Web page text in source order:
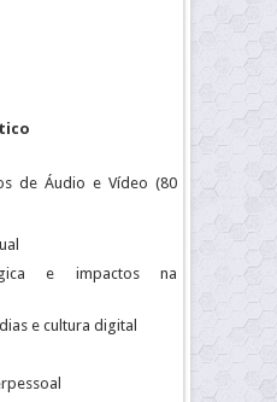
de Áudio e Vídeo (80
e impactos na
e cultura digital